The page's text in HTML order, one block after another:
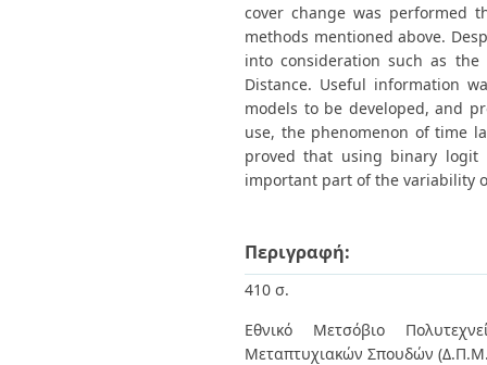
cover change was performed
methods mentioned above.
into consideration such as the
Distance. Useful information
models to be developed, and
use, the phenomenon of time
proved that using binary
important part of the variability
Περιγραφή:
410 σ.
Εθνικό Μετσόβιο
Μεταπτυχιακών Σπουδών